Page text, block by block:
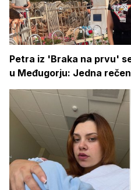
Petra iz 'Braka na prvu'
u Međugorju: Jedna